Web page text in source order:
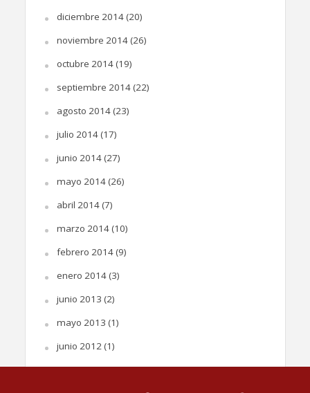
diciembre 2014(20)
noviembre 2014(26)
octubre 2014(19)
septiembre 2014(22)
agosto 2014(23)
julio 2014(17)
junio 2014(27)
mayo 2014(26)
abril 2014(7)
marzo 2014(10)
febrero 2014(9)
enero 2014(3)
junio 2013 (2)
mayo 2013 (1)
junio 2012(1)